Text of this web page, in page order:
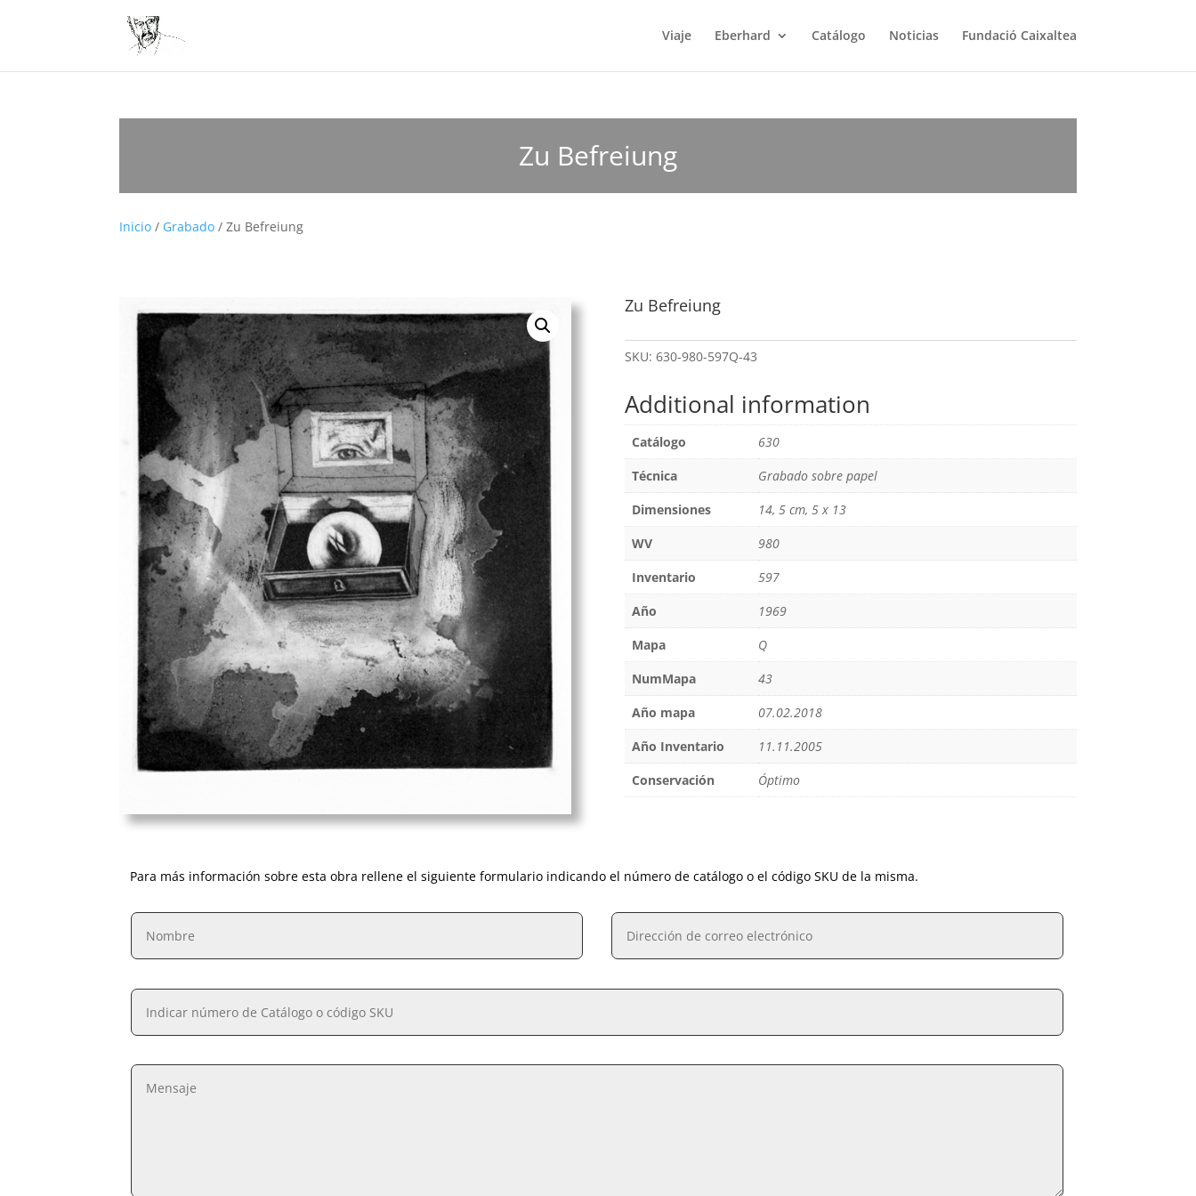
Viaje Eberhard Catálogo Noticias Fundació Caixaltea
Zu Befreiung
Inicio / Grabado / Zu Befreiung
Zu Befreiung
SKU: 630-980-597Q-43
Additional information
Catálogo
630
Técnica
Grabado sobre papel
Dimensiones
14, 5 cm, 5 x 13
WV
980
Inventario
597
Año
1969
Mapa
Q
NumMapa
43
Año mapa
07.02.2018
Año Inventario
11.11.2005
Conservación
Óptimo
Para más información sobre esta obra rellene el siguiente formulario indicando el número de catálogo o el código SKU de la misma.